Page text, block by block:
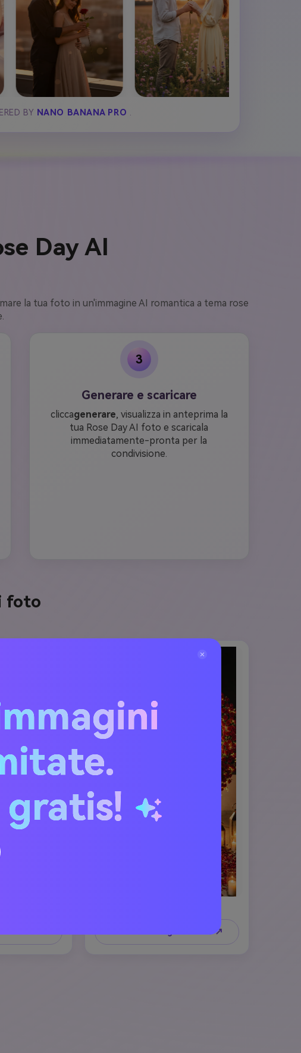
BY NANO BANANA PRO
Day AI
la tua foto in un'immagine AI romantica a tema rose
3
Generare e scaricare
cliccagenerare, visualizza in anteprima la
tua Rose Day AI foto e scaricala
immediatamente-pronta per la
condivisione.
foto
Crea un'immagine simile ↗
gratis!